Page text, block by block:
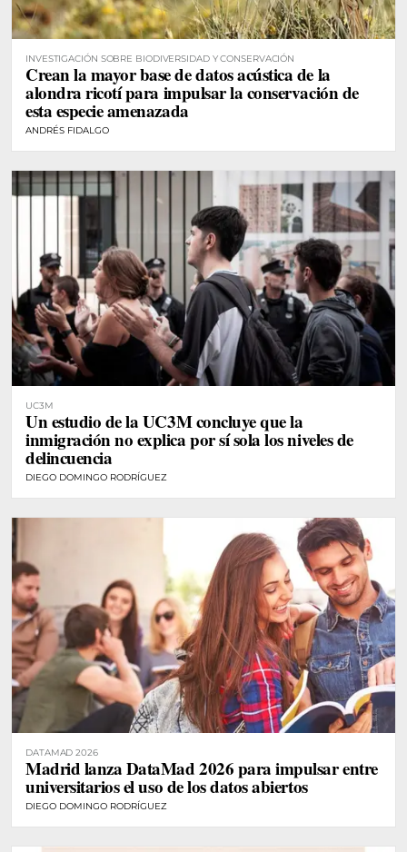
INVESTIGACIÓN SOBRE BIODIVERSIDAD Y CONSERVACIÓN
Crean la mayor base de datos acústica de la
alondra ricotí para impulsar la conservación de
esta especie amenazada
ANDRÉS FIDALGO
UC3M
Un estudio de la UC3M concluye que la
inmigración no explica por sí sola los niveles de
delincuencia
DIEGO DOMINGO RODRÍGUEZ
DATAMAD 2026
Madrid lanza DataMad 2026 para impulsar entre
universitarios el uso de los datos abiertos
DIEGO DOMINGO RODRÍGUEZ